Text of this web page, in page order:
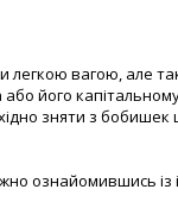
легкою вагою, але
його
зняти з
ознайомившись із